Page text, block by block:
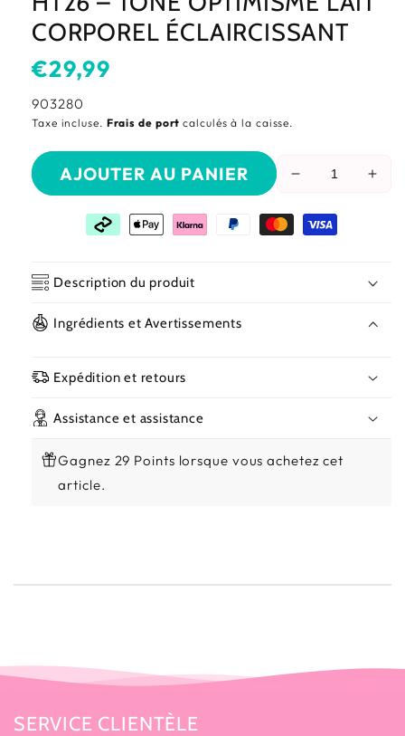
CORPOREL ÉCLAIRCISSANT
Prix
habituel
€29,99
SKU:
903280
Taxe incluse. Frais de portcalculés à la caisse.
Réduire
quantité
de
Éclaircissant
–
AJOUTER AU PANIER
Description du produit
Ingrédients et Avertissements
Expédition et retours
Assistance et assistance
Gagnez 29 Points lorsque vous achetez cet
article.
SERVICE CLIENTÈLE